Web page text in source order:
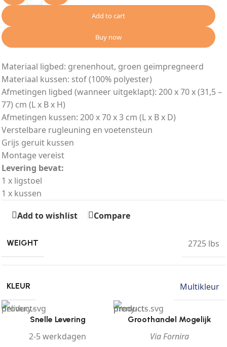
Add to cart
Buy now
Materiaal ligbed: grenenhout, groen geïmpregneerd
Materiaal kussen: stof (100% polyester)
Afmetingen ligbed (wanneer uitgeklapt): 200 x 70 x (31,5 –
77) cm (L x B x H)
Afmetingen kussen: 200 x 70 x 3 cm (L x B x D)
Verstelbare rugleuning en voetensteun
Grijs geruit kussen
Montage vereist
Levering bevat:
1 x ligstoel
1 x kussen
Add to wishlist
Compare
WEIGHT 2725 lbs
KLEUR Multikleur
Snelle Levering
2-5 werkdagen
Groothandel Mogelijk
Via Fornira